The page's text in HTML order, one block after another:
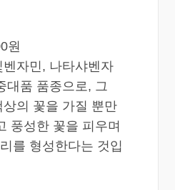
원
자민, 나타샤벤자
대품 품종으로, 그
의 꽃을 가질 뿐만
풍성한 꽃을 피우며
를 형성한다는 것입